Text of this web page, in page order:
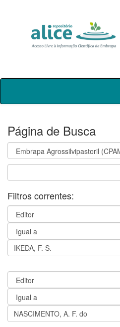
Skip
Página de Busca
Filtros correntes: